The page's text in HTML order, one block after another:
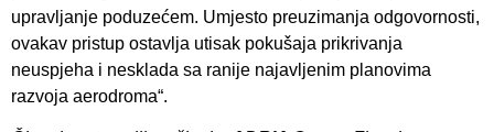
upravljanje poduzećem. Umjesto preuzimanja odgovornosti,
ovakav pristup ostavlja utisak pokušaja prikrivanja
neuspjeha i nesklada sa ranije najavljenim planovima
razvoja aerodroma“.